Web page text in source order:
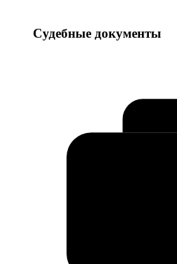
Судебные
Судебные документы